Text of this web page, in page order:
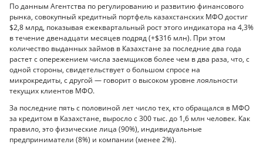
По данным Агентства по регулированию и развитию финансового
рынка, совокупный кредитный портфель казахстанских МФО достиг
$2,8 млрд, показывая ежеквартальный рост этого индикатора на 4,3%
в течение двенадцати месяцев подряд (+$316 млн). При этом
количество выданных займов в Казахстане за последние два года
растет с опережением числа заемщиков более чем в два раза, что, с
одной стороны, свидетельствует о большом спросе на
микрокредиты, с другой — говорит о высоком уровне лояльности
текущих клиентов МФО.
За последние пять с половиной лет число тех, кто обращался в МФО
за кредитом в Казахстане, выросло с 300 тыс. до 1,6 млн человек. Как
правило, это физические лица (90%), индивидуальные
предприниматели (8%) и компании (менее 2%).